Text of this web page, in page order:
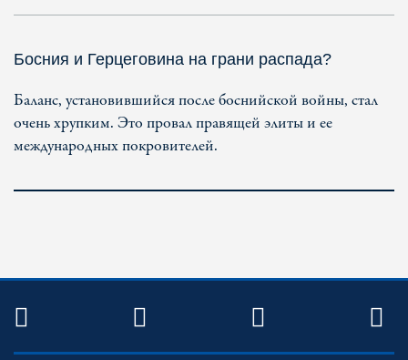
Босния и Герцеговина на грани распада?
Баланс, установившийся после боснийской войны, стал
очень хрупким. Это провал правящей элиты и ее
международных покровителей.
TWITTER FACEBOOKYOUTUBE